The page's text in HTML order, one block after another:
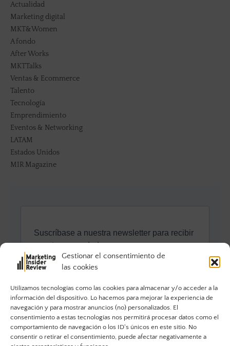
Gestionar el consentimiento de
las cookies
Utilizamos tecnologías como las cookies para almacenar y/o acceder a la
información del dispositivo. Lo hacemos para mejorar la experiencia de
navegación y para mostrar anuncios (no) personalizados. El
consentimiento a estas tecnologías nos permitirá procesar datos como el
comportamiento de navegación o los ID's únicos en este sitio. No
consentir o retirar el consentimiento, puede afectar negativamente a
Actualidad
Marketing digital
MKT&Women
A fondo
After Works
MKTTalks
Ventas & Ecommerce
Talento
Tecnología
Emprendimiento
Eventos & Networking
LATAM
Estados Unidos
MIR Magazine